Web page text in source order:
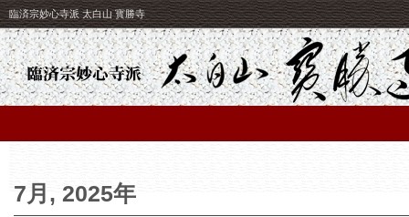
臨済宗妙心寺派 太白山 寳勝寺
7月, 2025年